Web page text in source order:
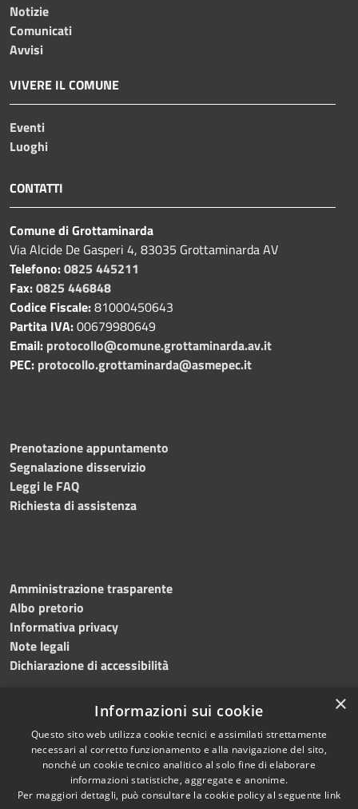
Notizie
Comunicati
Avvisi
VIVERE IL COMUNE
Eventi
Luoghi
CONTATTI
Comune di Grottaminarda
Via Alcide De Gasperi 4, 83035 Grottaminarda AV
Telefono:0825 445211
Fax:0825 446848
Codice Fiscale:81000450643
Partita IVA:00679980649
Email: protocollo@comune.grottaminarda.av.it
PEC: protocollo.grottaminarda@asmepec.it
Prenotazione appuntamento
Segnalazione disservizio
Leggi le FAQ
Richiesta di assistenza
Amministrazione trasparente
Albo pretorio
Informativa privacy
Note legali
Dichiarazione di accessibilità
RSS
Accessibilità
Cookie
Copyright © 2024 •
Comune diGrottaminarda
• Powered byMunicipium
•Redazione
×
Informazioni sui cookie
Questo sito web utilizza cookie tecnici e assimilati strettamente
necessari al corretto funzionamento e alla navigazione del sito,
nonché un cookie tecnico analitico al solo fine di elaborare
informazioni statistiche, aggregate e anonime.
Per maggiori dettagli, può consultare la cookie policy al seguente link